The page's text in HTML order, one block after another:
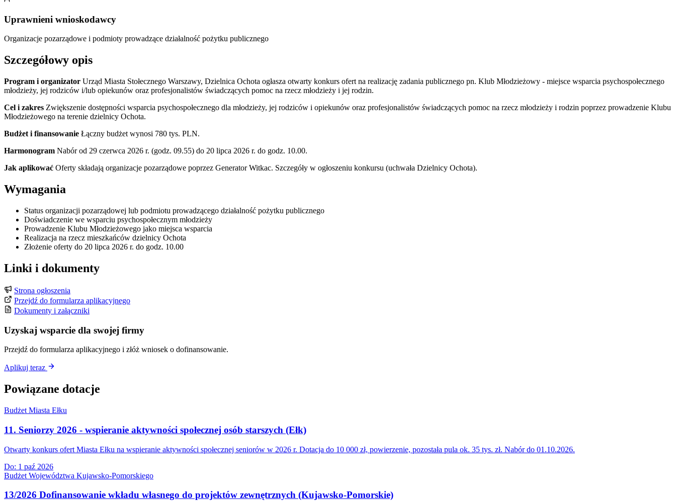
Uprawnieni wnioskodawcy
Organizacje pozarządowe i podmioty prowadzące działalność pożytku publicznego
Szczegółowy opis
Program i organizator Urząd Miasta Stołecznego Warszawy, Dzielnica Ochota ogłasza otwarty konkurs ofert na realizację zadania publicznego pn. Klub Młodzieżowy - miejsce wsparcia psychospołecznego
młodzieży, jej rodziców i/lub opiekunów oraz profesjonalistów świadczących pomoc na rzecz młodzieży i jej rodzin.
Cel i zakres Zwiększenie dostępności wsparcia psychospołecznego dla młodzieży, jej rodziców i opiekunów oraz profesjonalistów świadczących pomoc na rzecz młodzieży i rodzin poprzez prowadzenie Klubu
Młodzieżowego na terenie dzielnicy Ochota.
Budżet i finansowanie Łączny budżet wynosi 780 tys. PLN.
Harmonogram Nabór od 29 czerwca 2026 r. (godz. 09.55) do 20 lipca 2026 r. do godz. 10.00.
Jak aplikować Oferty składają organizacje pozarządowe poprzez Generator Witkac. Szczegóły w ogłoszeniu konkursu (uchwała Dzielnicy Ochota).
Wymagania
Status organizacji pozarządowej lub podmiotu prowadzącego działalność pożytku publicznego
Doświadczenie we wsparciu psychospołecznym młodzieży
Prowadzenie Klubu Młodzieżowego jako miejsca wsparcia
Realizacja na rzecz mieszkańców dzielnicy Ochota
Złożenie oferty do 20 lipca 2026 r. do godz. 10.00
Linki i dokumenty
Strona ogłoszenia
Przejdź do formularza aplikacyjnego
Dokumenty i załączniki
Uzyskaj wsparcie dla swojej firmy
Przejdź do formularza aplikacyjnego i złóż wniosek o dofinansowanie.
Aplikuj teraz
Powiązane dotacje
Budżet Miasta Ełku
11. Seniorzy 2026 - wspieranie aktywności społecznej osób starszych (Ełk)
Otwarty konkurs ofert Miasta Ełku na wspieranie aktywności społecznej seniorów w 2026 r. Dotacja do 10 000 zł, powierzenie, pozostała pula ok. 35 tys. zł. Nabór do 01.10.2026.
Do: 1 paź 2026
Budżet Województwa Kujawsko-Pomorskiego
13/2026 Dofinansowanie wkładu własnego do projektów zewnętrznych (Kujawsko-Pomorskie)